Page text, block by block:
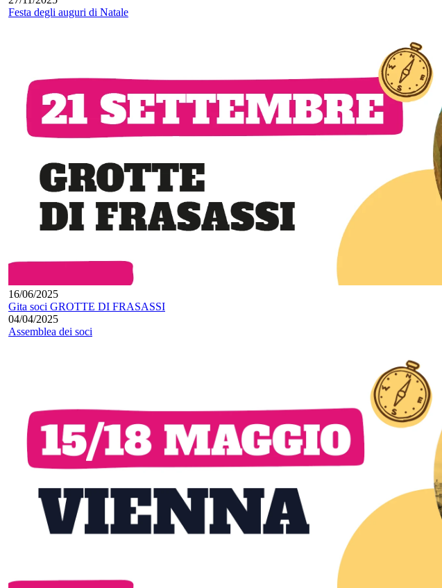
Festa degli auguri di Natale
16/06/2025
Gita soci GROTTE DI FRASASSI
04/04/2025
Assemblea dei soci